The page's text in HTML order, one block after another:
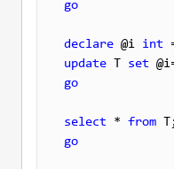
go
declare @i int
update T set
go
select * from
go